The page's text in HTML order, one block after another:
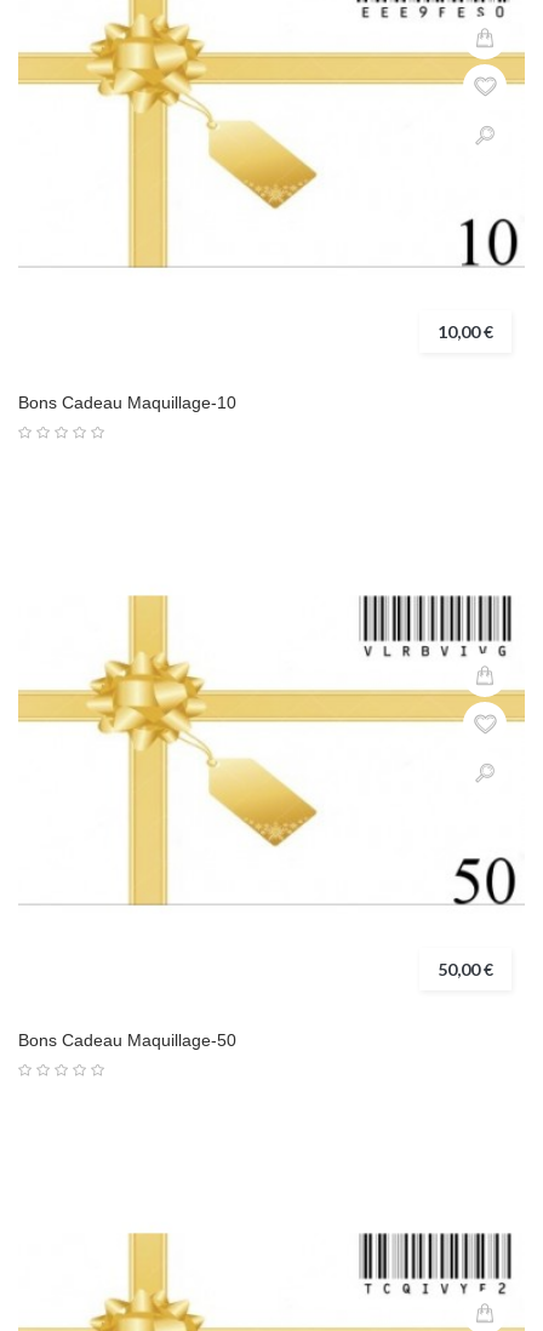
10,00 €
Bons Cadeau Maquillage-10
50,00 €
Bons Cadeau Maquillage-50